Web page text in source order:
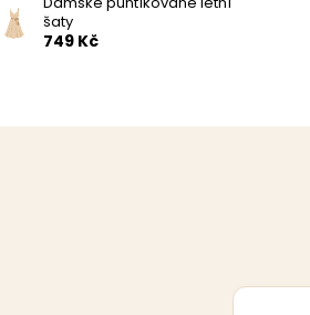
šaty
749 Kč